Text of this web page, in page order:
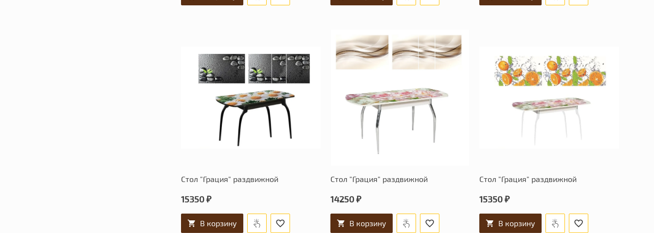
Стол "Грация" раздвижной
15350 ₽
В корзину
Стол "Грация" раздвижной
14250 ₽
В корзину
Стол "Грация" раздвижной
15350 ₽
В корзину